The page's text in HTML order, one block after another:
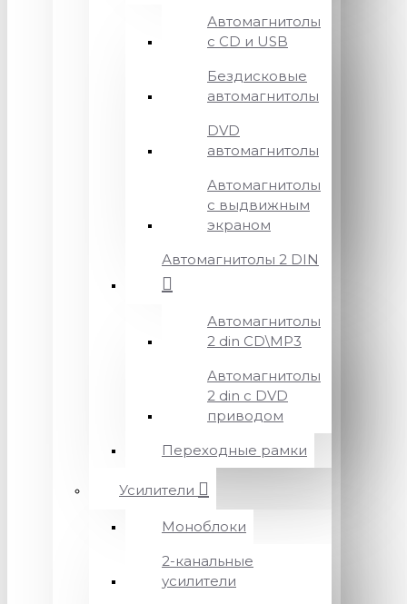
Автомагнитолы
с CD и USB
Бездисковые
автомагнитолы
DVD
автомагнитолы
Автомагнитолы
с выдвижным
экраном
Автомагнитолы 2 DIN
Автомагнитолы
2 din CD\MP3
Автомагнитолы
2 din с DVD
приводом
Переходные рамки
Усилители
Моноблоки
2-канальные
усилители